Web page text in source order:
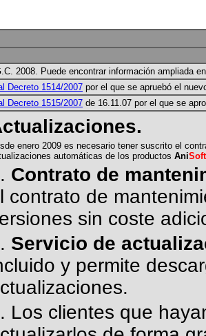
2008. Puede encontrar información ampliada
Decreto 1514/2007 por el que se apruebó el
Decreto 1515/2007 de 16.11.07 por el que se
enero 2009 es necesario tener suscrito el
automáticas de los productos AniSoft
Contrato de
contrato de
sin coste
Servicio de
y permite
Los clientes que